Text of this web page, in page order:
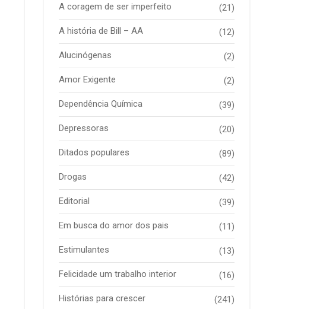
A coragem de ser imperfeito (21)
A história de Bill – AA (12)
Alucinógenas (2)
Amor Exigente (2)
Dependência Química (39)
Depressoras (20)
Ditados populares (89)
Drogas (42)
Editorial (39)
Em busca do amor dos pais (11)
Estimulantes (13)
Felicidade um trabalho interior (16)
Histórias para crescer (241)